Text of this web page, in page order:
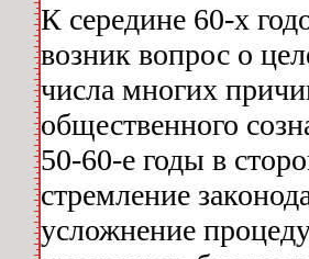
К середине 60-х
возник вопрос о
числа многих
общественного
50-60-е годы в
стремление
усложнение